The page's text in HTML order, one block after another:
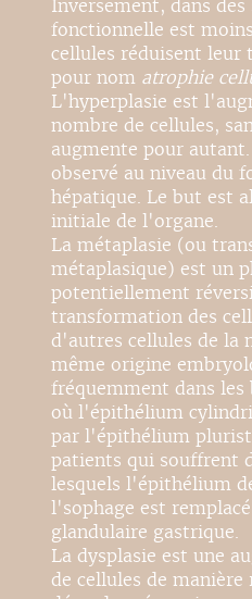
Inversement, dans
fonctionnelle est
cellules réduisent leur
pour nom atrophie
L'hyperplasie est
nombre de cellules,
augmente pour
observé au niveau du
hépatique. Le but est
initiale de l'organe.
La métaplasie (ou
métaplasique) est un
potentiellement
transformation des
d'autres cellules de la
même origine
fréquemment dans les
où l'épithélium
par l'épithélium
patients qui souffrent
lesquels l'épithélium
l'sophage est
glandulaire gastrique.
La dysplasie est une
de cellules de